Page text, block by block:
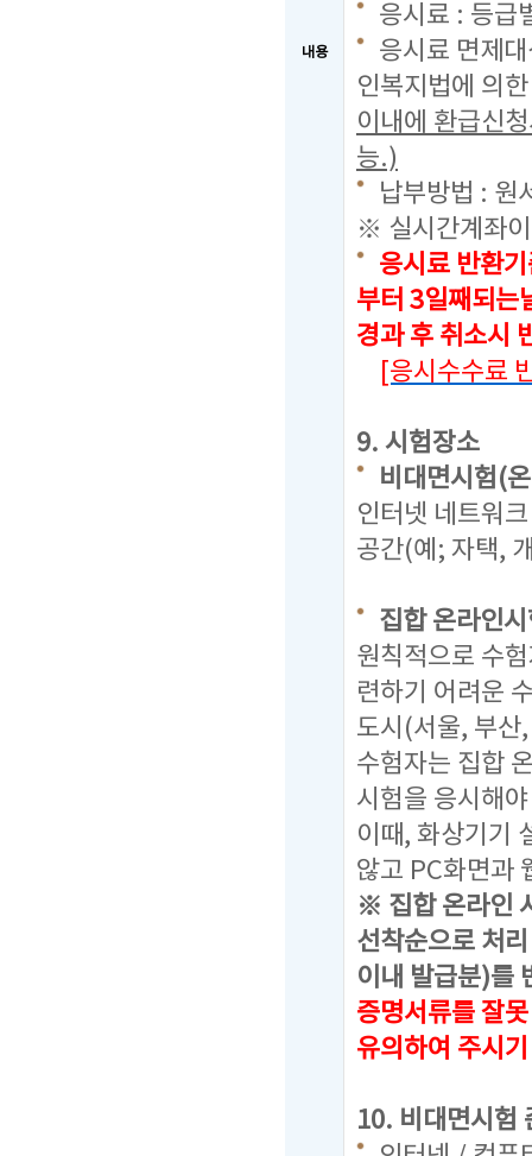
내용
응시료 : 등급
응시료 면제
인복지법에 의
이내에 환급신
능.)
납부방법 : 원
※ 실시간계좌
응시료 반환
부터 3일째되는
경과 후 취소시
[응시수수료
9. 시험장소
비대면시험(
인터넷 네트워
공간(예; 자택,
집합 온라인
원칙적으로 수
련하기 어려운
도시(서울, 부산
수험자는 집합
시험을 응시해
이때, 화상기기
않고 PC화면과
※ 집합 온라인
선착순으로 처
이내 발급분)를
증명서류를 잘
유의하여 주시
10. 비대면시험